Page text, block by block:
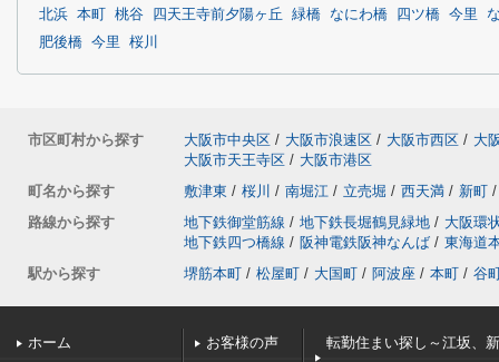
北浜 本町 桃谷 四天王寺前夕陽ヶ丘 緑橋 なにわ橋 四ツ橋 今里
肥後橋 今里 桜川
市区町村から探す 大阪市中央区 / 大阪市浪速区 / 大阪市西区 / 大
大阪市天王寺区 / 大阪市港区
町名から探す
敷津東 / 桜川 / 南堀江 / 立売堀 / 西天満 / 新町 /
路線から探す
地下鉄御堂筋線 / 地下鉄長堀鶴見緑地 / 大阪環
地下鉄四つ橋線 / 阪神電鉄阪神なんば / 東海道
駅から探す
堺筋本町 / 松屋町 / 大国町 / 阿波座 / 本町 / 谷
ホーム
お客様の声
転勤住まい探し～江坂、